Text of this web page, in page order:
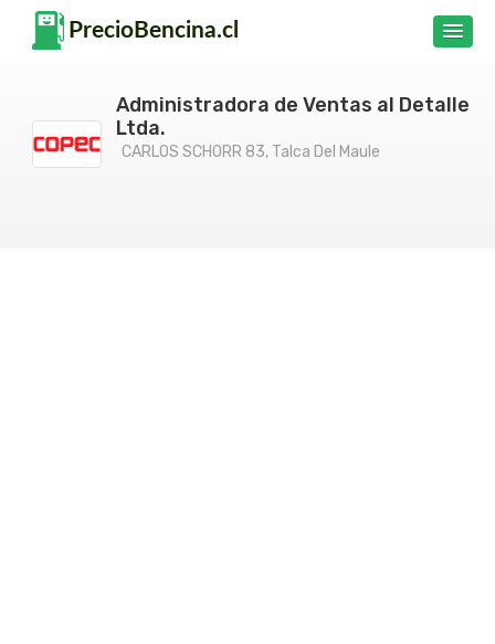
Administradora de Ventas al Detalle
Ltda.
CARLOS SCHORR 83, Talca Del Maule